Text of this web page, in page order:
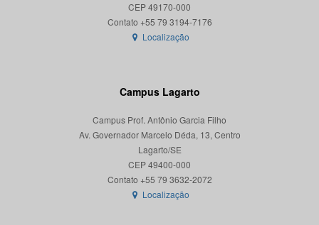
CEP 49170-000
Localização
Campus Lagarto
Campus Prof. Antônio Garcia Filho
Av. Governador Marcelo Déda, 13, Centro
Lagarto/SE
CEP 49400-000
Localização